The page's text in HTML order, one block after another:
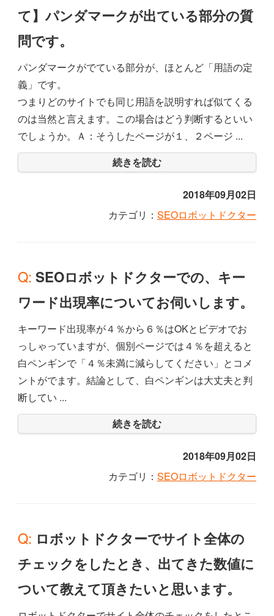
て】パンダマークが出ている部分の質
問です。
パンダマークがでている部分が、ほとんど「用語の定
義」です。
つまりどのサイトでも同じ用語を説明すれば似てくる
のは当然と言えます。この場合はどう判断するといい
でしょうか。Ａ：そうしたページが１、２ページ ...
続きを読む
2018年09月02日
カテゴリ： SEOロボットドクター
Q: SEOロボットドクターでの、キー
ワード出現率についてお伺いします。
キーワード出現率が４％から６％はOKとビデオでお
っしゃっていますが、個別ページでは４％を超えると
白ペンギンで「４％未満に減らしてください」とコメ
ントがでます。結論として、白ペンギンは大丈夫と判
断してい ...
続きを読む
2018年09月02日
カテゴリ： SEOロボットドクター
Q: ロボットドクターでサイト全体の
チェックをしたとき、出てきた数値に
ついて教えて頂きたいと思います。